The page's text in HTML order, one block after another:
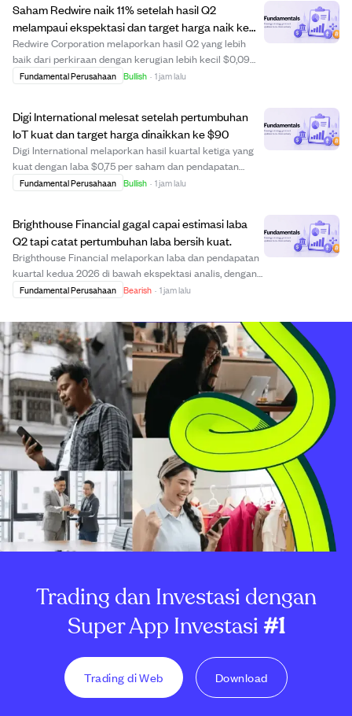
Saham Redwire naik 11% setelah hasil Q2
melampaui ekspektasi dan target harga naik ke
$16.
Redwire Corporation melaporkan hasil Q2 yang lebih
baik dari perkiraan dengan kerugian lebih kecil $0,09
per saham dan penjualan $117 juta, melampaui estimasi
Fundamental Perusahaan Bullish · 1 jam lalu
Digi International melesat setelah pertumbuhan
IoT kuat dan target harga dinaikkan ke $90
Digi International melaporkan hasil kuartal ketiga yang
kuat dengan laba $0,75 per saham dan pendapatan
$138,67 juta, melampaui perkiraan. Perusahaan
b...
Fundamental Perusahaan Bullish · 1 jam lalu
Brighthouse Financial gagal capai estimasi laba
Q2 tapi catat pertumbuhan laba bersih kuat.
Brighthouse Financial melaporkan laba dan pendapatan
kuartal kedua 2026 di bawah ekspektasi analis, dengan
laba per saham $4,45 dibandingkan konsensus $4,86
miliar. Meski demikian, perusahaan mencat...
Fundamental Perusahaan Bearish · 1 jam lalu
Trading dan Investasi dengan
Super App Investasi#1
Trading di Web Download